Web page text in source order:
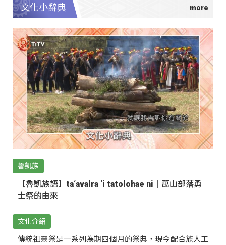
文化小辭典
魯凱族
【魯凱族語】ta‘avalra ‘i tatolohae ni｜萬山部落勇
士祭的由來
文化介紹
傳統祖靈祭是一系列為期四個月的祭典，現今配合族人工